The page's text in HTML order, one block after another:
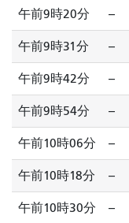
午前9時20分 --
午前9時31分 --
午前9時42分 --
午前9時54分 --
午前10時06分 --
午前10時18分 --
午前10時30分 --